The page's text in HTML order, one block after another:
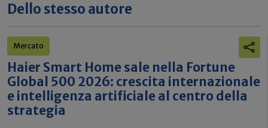
Dello stesso autore
Mercato
Haier Smart Home sale nella Fortune
Global 500 2026: crescita internazionale
e intelligenza artificiale al centro della
strategia